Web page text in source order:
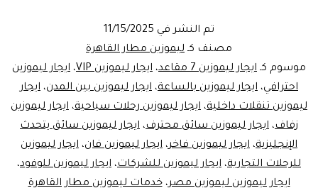
مع
ليموزين
مصر
–
الرفاهية
تم النشر في 11/15/2025
مصنف كـ ليموزين مطار القاهرة
موسوم كـ ايجار ليموزين 7 مقاعد ، ايجار ليموزين VIP ، ايجار ليموزين
احترافي، ايجار ليموزين بالساعة، ايجار ليموزين بين المدن، ايجار
ليموزين تنقلات داخلية، ايجار ليموزين رحلات سياحية، ايجار ليموزين
زفاف، ايجار ليموزين سائق محترف، ايجار ليموزين سائق يتحدث
الإنجليزية، ايجار ليموزين فاخر، ايجار ليموزين فان، ايجار ليموزين
للرحلات التجارية، ايجار ليموزين للشركات، ايجار ليموزين للوفود،
ايجار ليموزين ليموزين مصر،خدمات ليموزين مطار القاهرة